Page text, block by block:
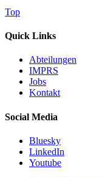
Top
Quick Links
Abteilungen
IMPRS
Jobs
Kontakt
Social Media
Bluesky
LinkedIn
Youtube